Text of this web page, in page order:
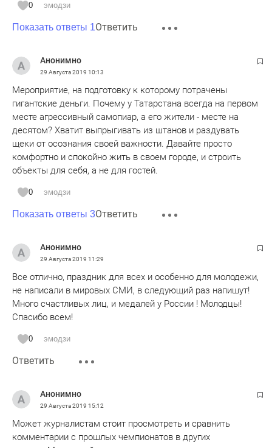
0 эмодзи
Показать ответы 1Ответить
Анонимно
29 Августа 2019 10:13
Мероприятие, на подготовку к которому потрачены
гигантские деньги. Почему у Татарстана всегда на первом
месте агрессивный самопиар, а его жители - месте на
десятом? Хватит выпрыгивать из штанов и раздувать
щеки от осознания своей важности. Давайте просто
комфортно и спокойно жить в своем городе, и строить
объекты для себя, а не для гостей.
0 эмодзи
Показать ответы 3Ответить
Анонимно
29 Августа 2019 11:29
Все отлично, праздник для всех и особенно для молодежи,
не написали в мировых СМИ, в следующий раз напишут!
Много счастливых лиц, и медалей у России ! Молодцы!
Спасибо всем!
0 эмодзи
Ответить
Анонимно
29 Августа 2019 15:12
Может журналистам стоит просмотреть и сравнить
комментарии с прошлых чемпионатов в других